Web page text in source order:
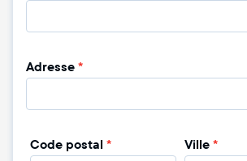
Adresse*
Code postal * Ville *